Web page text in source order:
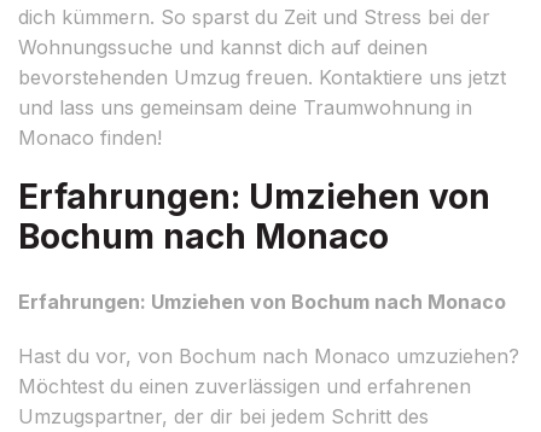
dich kümmern. So sparst du Zeit und Stress bei der
Wohnungssuche und kannst dich auf deinen
bevorstehenden Umzug freuen. Kontaktiere uns jetzt
und lass uns gemeinsam deine Traumwohnung in
Monaco finden!
Erfahrungen: Umziehen von
Bochum nach Monaco
Erfahrungen: Umziehen von Bochum nach Monaco
Hast du vor, von Bochum nach Monaco umzuziehen?
Möchtest du einen zuverlässigen und erfahrenen
Umzugspartner, der dir bei jedem Schritt des